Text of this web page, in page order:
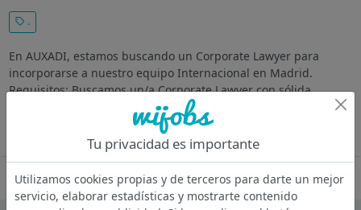
.
En AUXADI, estamos buscando un Corporate Lawyer para
incorporarse a nuestro equipo Internacional en Madrid.
Requisitos: Buscamos un/a Corporate Lawyer con sólida
experiencia en Derecho Mercantil y Societario
Responsabilidades Gestión recurrente de...
Oferta desactivada
Tu privacidad es importante
Utilizamos cookies propias y de terceros para darte un mejor
servicio, elaborar estadísticas y mostrarte contenido